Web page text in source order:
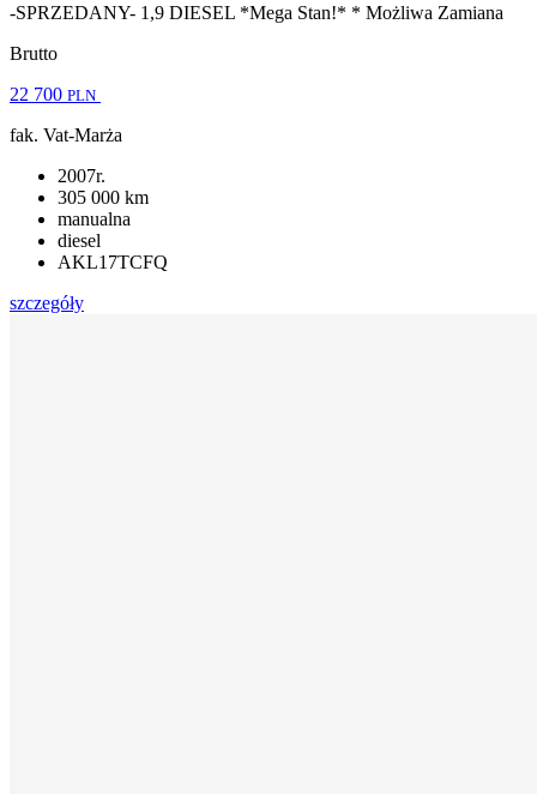
-SPRZEDANY- 1,9 DIESEL *Mega Stan!* * Możliwa Zamiana
Brutto
22 700 PLN
fak. Vat-Marża
2007r.
305 000 km
manualna
diesel
AKL17TCFQ
szczegóły